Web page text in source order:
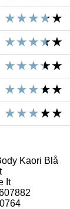
Kaori Blå
It